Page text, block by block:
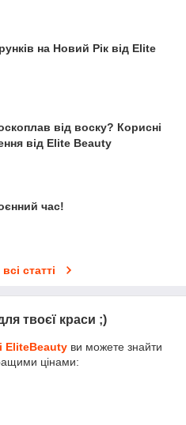
на Новий Рік від Elite
від воску? Корисні
від Elite Beauty
час!
статті
твоєї краси ;)
EliteBeauty ви можете знайти
цінами: